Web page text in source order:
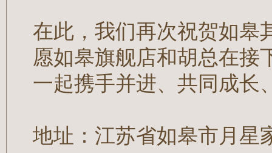
在此，我们再次祝贺如皋
愿如皋旗舰店和胡总在接
一起携手并进、共同成长
地址：江苏省如皋市月星